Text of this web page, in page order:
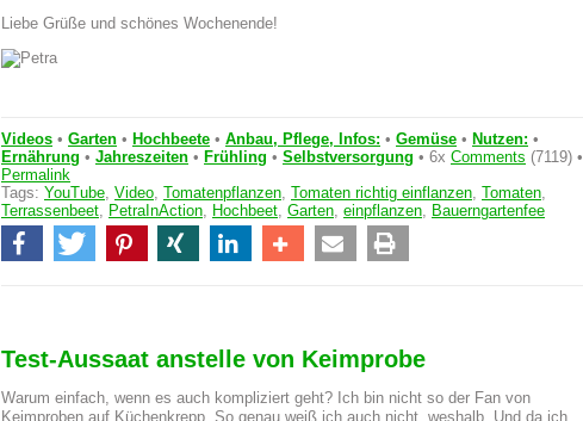
Liebe Grüße und schönes Wochenende!
Videos • Garten • Hochbeete • Anbau, Pflege, Infos: • Gemüse • Nutzen: •
Ernährung • Jahreszeiten • Frühling • Selbstversorgung • 6x Comments (7119) •
Permalink
Tags: YouTube, Video, Tomatenpflanzen, Tomaten richtig einflanzen, Tomaten,
Terrassenbeet, PetraInAction, Hochbeet, Garten, einpflanzen, Bauerngartenfee
Test-Aussaat anstelle von Keimprobe
Warum einfach, wenn es auch kompliziert geht? Ich bin nicht so der Fan von
Keimproben auf Küchenkrepp. So genau weiß ich auch nicht, weshalb. Und da ich